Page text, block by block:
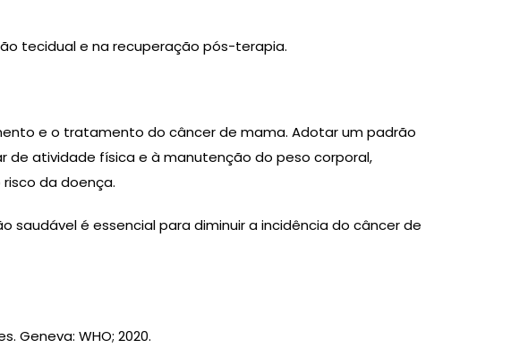
tecidual e na recuperação pós-terapia.
e o tratamento do câncer de mama. Adotar um padrão
de atividade física e à manutenção do peso corporal,
da doença.
é essencial para diminuir a incidência do câncer de
Geneva: WHO; 2020.